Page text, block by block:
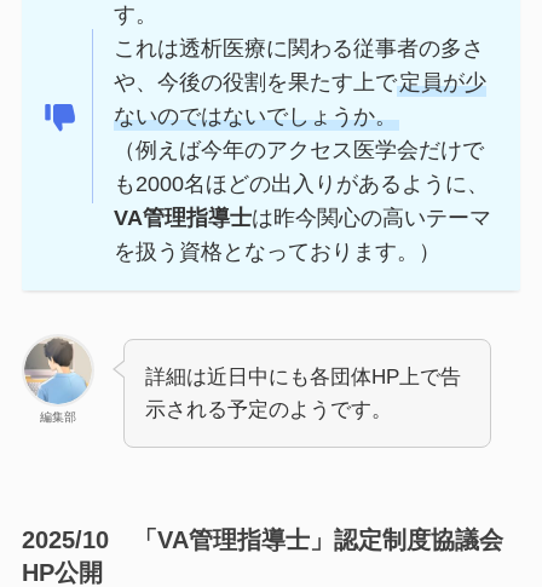
す。
これは透析医療に関わる従事者の多さ
や、今後の役割を果たす上で定員が少
ないのではないでしょうか。
（例えば今年のアクセス医学会だけで
も2000名ほどの出入りがあるように、
VA管理指導士は昨今関心の高いテーマ
を扱う資格となっております。）
編集部
詳細は近日中にも各団体HP上で告
示される予定のようです。
2025/10 「VA管理指導士」認定制度協議会
HP公開